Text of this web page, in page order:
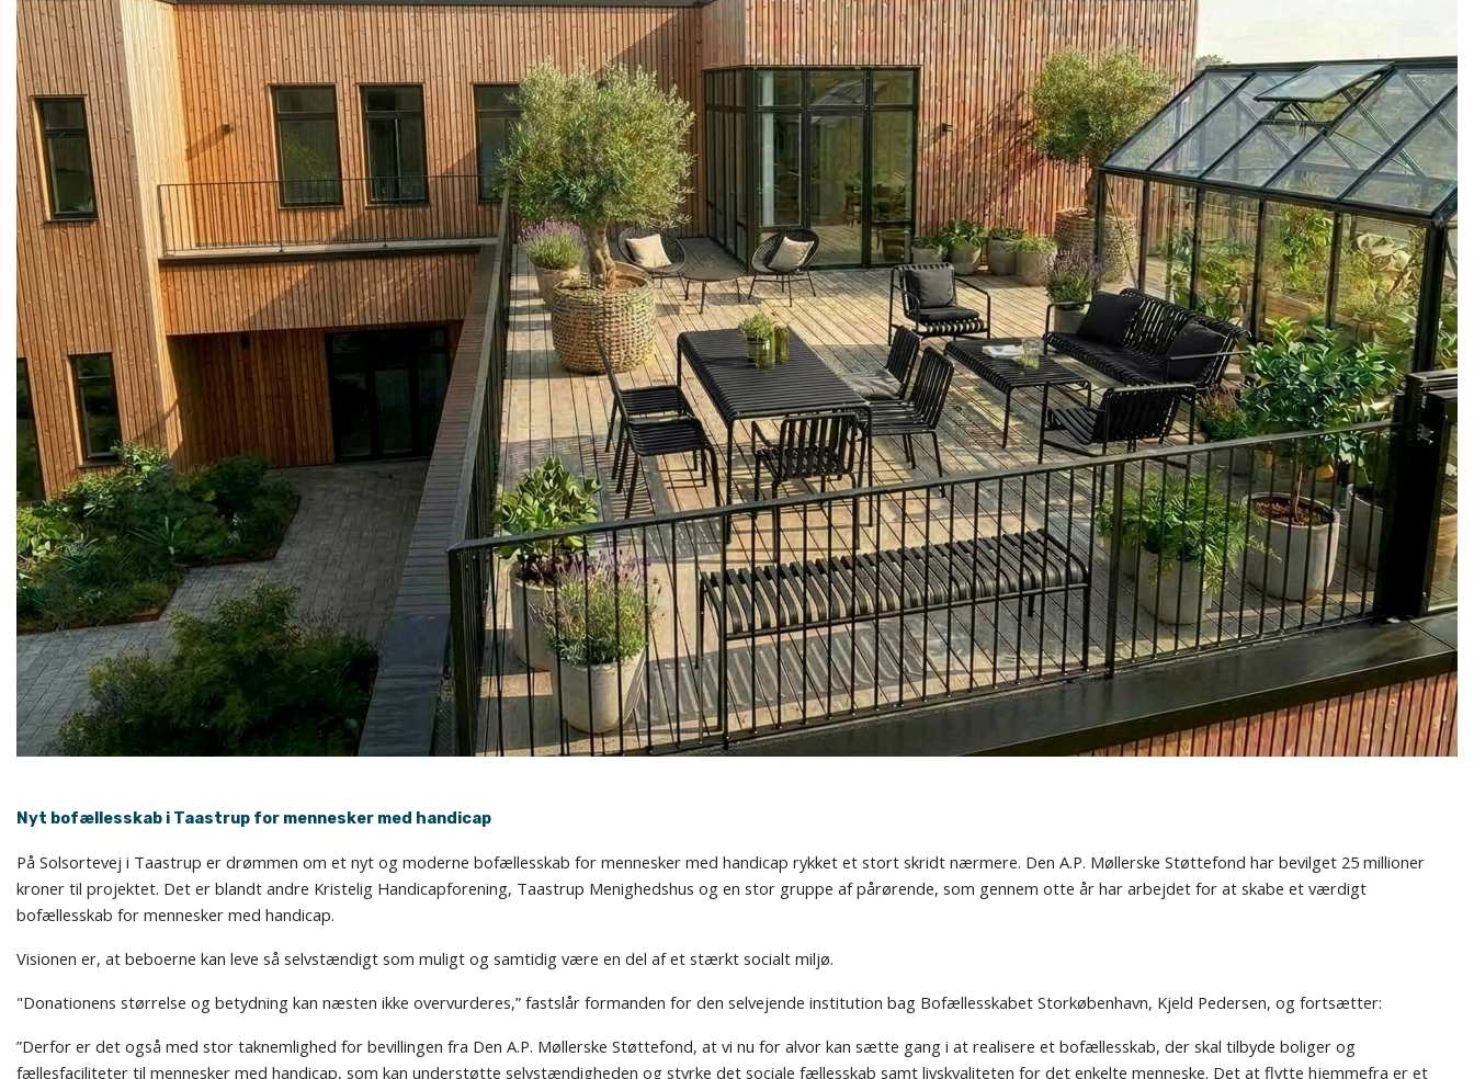
Nyt bofællesskab i Taastrup for mennesker med handicap
På Solsortevej i Taastrup er drømmen om et nyt og moderne bofællesskab for mennesker med handicap rykket et stort skridt nærmere. Den A.P. Møllerske Støttefond har bevilget 25 millioner
kroner til projektet. Det er blandt andre Kristelig Handicapforening, Taastrup Menighedshus og en stor gruppe af pårørende, som gennem otte år har arbejdet for at skabe et værdigt
bofællesskab for mennesker med handicap.
Visionen er, at beboerne kan leve så selvstændigt som muligt og samtidig være en del af et stærkt socialt miljø.
"Donationens størrelse og betydning kan næsten ikke overvurderes,” fastslår formanden for den selvejende institution bag Bofællesskabet Storkøbenhavn, Kjeld Pedersen, og fortsætter:
”Derfor er det også med stor taknemlighed for bevillingen fra Den A.P. Møllerske Støttefond, at vi nu for alvor kan sætte gang i at realisere et bofællesskab, der skal tilbyde boliger og
fællesfaciliteter til mennesker med handicap, som kan understøtte selvstændigheden og styrke det sociale fællesskab samt livskvaliteten for det enkelte menneske. Det at flytte hjemmefra er et